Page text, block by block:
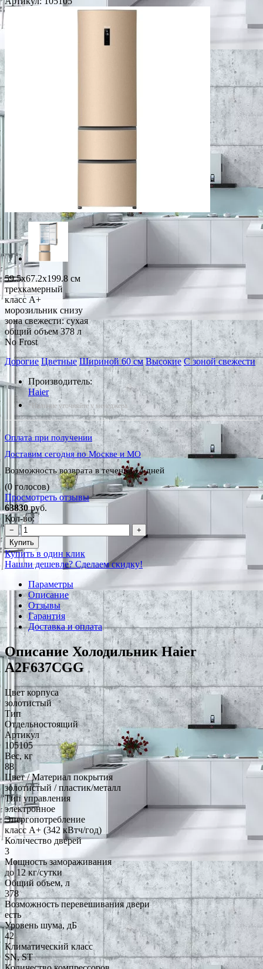
59.5x67.2x199.8 см
трехкамерный
класс A+
морозильник снизу
зона свежести: сухая
общий объем 378 л
No Frost
Дорогие Цветные Шириной 60 см Высокие С зоной свежести
Производитель:
Haier
*Наличие уточняйте у менеджера
Оплата при получении
Доставим сегодня по Москве и МО
Возможность возврата в течение 14 дней
(0 голосов)
Просмотреть отзывы
63830руб.
Кол-во:
−
+
Купить
Купить в один клик
Нашли дешевле? Сделаем скидку!
Параметры
Описание
Отзывы
Гарантия
Доставка и оплата
Описание Холодильник Haier
A2F637CGG
Цвет корпуса
золотистый
Тип
Отдельностоящий
Артикул
105105
Вес, кг
88
Цвет / Материал покрытия
золотистый / пластик/металл
Тип управления
электронное
Энергопотребление
класс A+ (342 кВтч/год)
Количество дверей
3
Мощность замораживания
до 12 кг/cутки
Общий объем, л
378
Возможность перевешивания двери
есть
Уровень шума, дБ
42
Климатический класс
SN, ST